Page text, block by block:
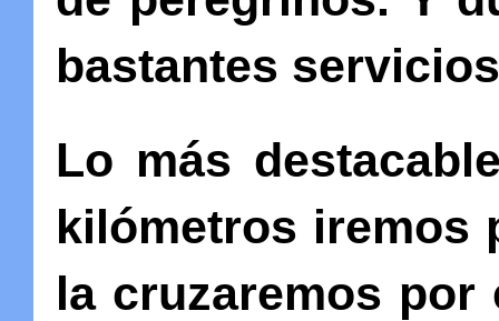
bastantes
Lo más
kilómetros iremos
la cruzaremos por